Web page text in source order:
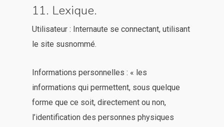
11. Lexique.
Utilisateur : Internaute se connectant, utilisant
le site susnommé.
Informations personnelles : « les
informations qui permettent, sous quelque
forme que ce soit, directement ou non,
l’identification des personnes physiques